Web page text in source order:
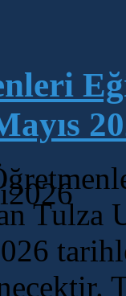
Tulza